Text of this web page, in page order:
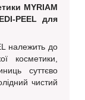
MYRIAM
PEEL для
належить до
косметики,
суттєво
чистий